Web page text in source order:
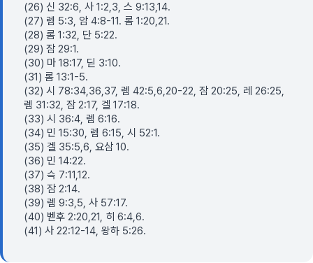
(26) 신 32:6, 사 1:2,3, 스 9:13,14.
(27) 렘 5:3, 암 4:8-11. 롬 1:20,21.
(28) 롬 1:32, 단 5:22.
(29) 잠 29:1.
(30) 마 18:17, 딛 3:10.
(31) 롬 13:1-5.
(32) 시 78:34,36,37, 렘 42:5,6,20-22, 잠 20:25, 레 26:25,
렘 31:32, 잠 2:17, 겔 17:18.
(33) 시 36:4, 렘 6:16.
(34) 민 15:30, 렘 6:15, 시 52:1.
(35) 겔 35:5,6, 요삼 10.
(36) 민 14:22.
(37) 슥 7:11,12.
(38) 잠 2:14.
(39) 렘 9:3,5, 사 57:17.
(40) 벧후 2:20,21, 히 6:4,6.
(41) 사 22:12-14, 왕하 5:26.